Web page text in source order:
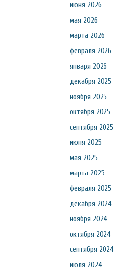
июня 2026
мая 2026
марта 2026
февраля 2026
января 2026
декабря 2025
ноября 2025
октября 2025
сентября 2025
июня 2025
мая 2025
марта 2025
февраля 2025
декабря 2024
ноября 2024
октября 2024
сентября 2024
июля 2024